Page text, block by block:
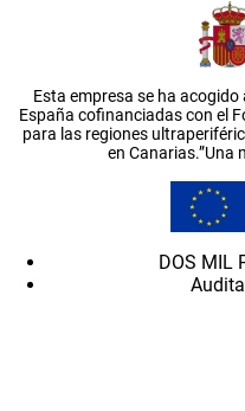
Esta empresa se ha
España cofinanciadas con el
para las regiones
en Canarias.”Una
DOS MIL